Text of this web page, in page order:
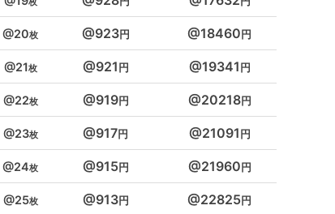
20 923 18460
21 921 19341
22 919 20218
23 917 21091
24 915 21960
25 913 22825